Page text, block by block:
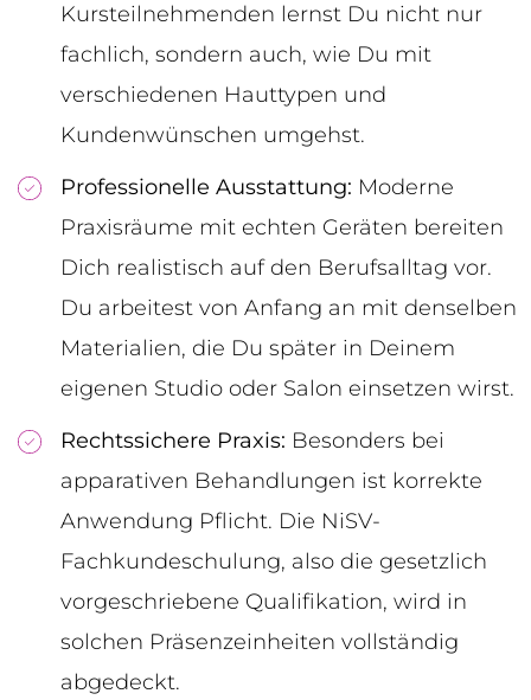
Kursteilnehmenden lernst Du nicht nur
fachlich, sondern auch, wie Du mit
verschiedenen Hauttypen und
Kundenwünschen umgehst.
Professionelle Ausstattung: Moderne
Praxisräume mit echten Geräten bereiten
Dich realistisch auf den Berufsalltag vor.
Du arbeitest von Anfang an mit denselben
Materialien, die Du später in Deinem
eigenen Studio oder Salon einsetzen wirst.
Rechtssichere Praxis: Besonders bei
apparativen Behandlungen ist korrekte
Anwendung Pflicht. Die NiSV-
Fachkundeschulung, also die gesetzlich
vorgeschriebene Qualifikation, wird in
solchen Präsenzeinheiten vollständig
abgedeckt.